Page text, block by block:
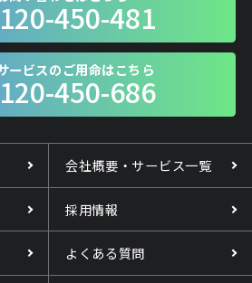
450-481
ービスのご用命はこちら
450-686
会社概要・サービス一覧
採用情報
よくある質問